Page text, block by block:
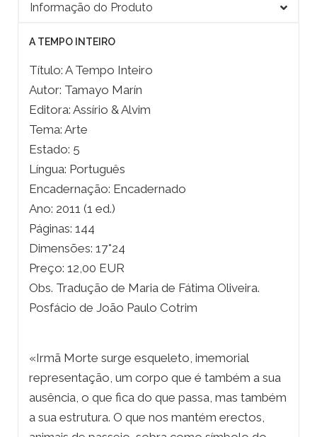
Informação do Produto
A TEMPO INTEIRO
Título: A Tempo Inteiro
Autor: Tamayo Marín
Editora: Assírio & Alvim
Tema: Arte
Estado: 5
Língua: Português
Encadernação: Encadernado
Ano: 2011 (1 ed.)
Páginas: 144
Dimensões: 17*24
Preço: 12,00 EUR
Obs. Tradução de Maria de Fátima Oliveira.
Posfácio de João Paulo Cotrim
«Irmã Morte surge esqueleto, imemorial
representação, um corpo que é também a sua
ausência, o que fica do que passa, mas também
a sua estrutura. O que nos mantém erectos,